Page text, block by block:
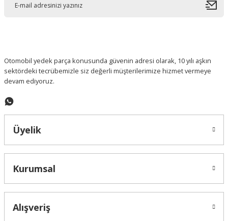
Otomobil yedek parça konusunda güvenin adresi olarak, 10 yılı aşkın
sektördeki tecrübemizle siz değerli müşterilerimize hizmet vermeye
devam ediyoruz.
Üyelik
Kurumsal
Alışveriş